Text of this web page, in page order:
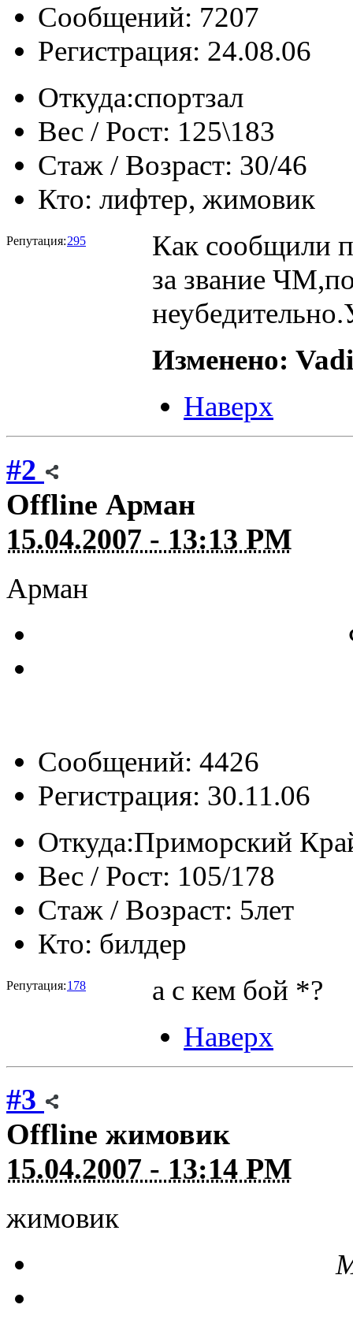
Сообщений: 7207
Регистрация: 24.08.06
Откуда:спортзал
Вес / Рост: 125\183
Стаж / Возраст: 30/46
Кто: лифтер, жимовик
Репутация:295
Как сообщили
за звание
Изменено:
Наверх
#2
Offline Арман
15.04.2007 - 13:13 PM
Арман
Сообщений: 4426
Регистрация: 30.11.06
Откуда:Приморский
Вес / Рост: 105/178
Стаж / Возраст: 5лет
Кто: билдер
Репутация:178
а с кем бой *?
Наверх
#3
Offline жимовик
15.04.2007 - 13:14 PM
жимовик